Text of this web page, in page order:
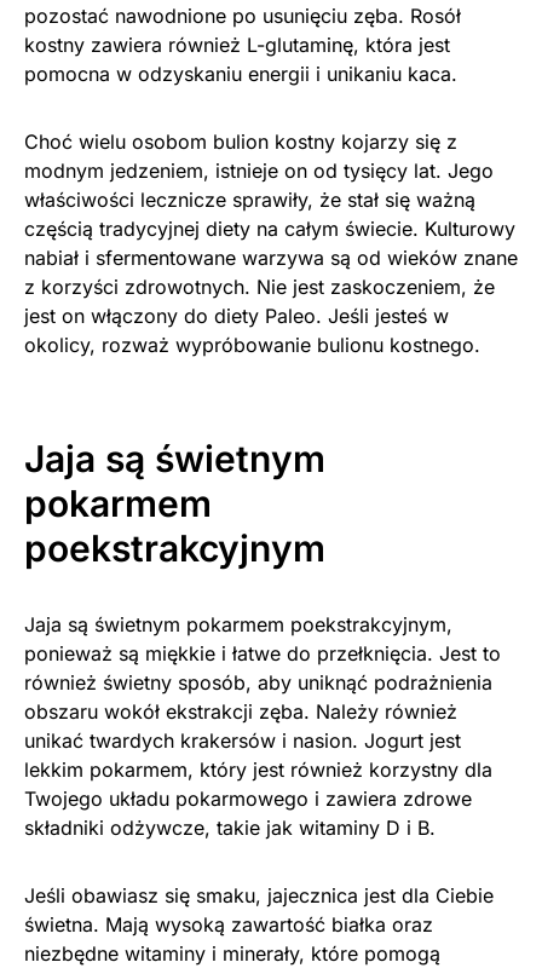
pozostać nawodnione po usunięciu zęba. Rosół
kostny zawiera również L-glutaminę, która jest
pomocna w odzyskaniu energii i unikaniu kaca.
Choć wielu osobom bulion kostny kojarzy się z
modnym jedzeniem, istnieje on od tysięcy lat. Jego
właściwości lecznicze sprawiły, że stał się ważną
częścią tradycyjnej diety na całym świecie. Kulturowy
nabiał i sfermentowane warzywa są od wieków znane
z korzyści zdrowotnych. Nie jest zaskoczeniem, że
jest on włączony do diety Paleo. Jeśli jesteś w
okolicy, rozważ wypróbowanie bulionu kostnego.
Jaja są świetnym
pokarmem
poekstrakcyjnym
Jaja są świetnym pokarmem poekstrakcyjnym,
ponieważ są miękkie i łatwe do przełknięcia. Jest to
również świetny sposób, aby uniknąć podrażnienia
obszaru wokół ekstrakcji zęba. Należy również
unikać twardych krakersów i nasion. Jogurt jest
lekkim pokarmem, który jest również korzystny dla
Twojego układu pokarmowego i zawiera zdrowe
składniki odżywcze, takie jak witaminy D i B.
Jeśli obawiasz się smaku, jajecznica jest dla Ciebie
świetna. Mają wysoką zawartość białka oraz
niezbędne witaminy i minerały, które pomogą